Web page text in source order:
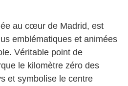
au cœur de Madrid, est
emblématiques et animées
Véritable point de
le kilomètre zéro des
et symbolise le centre